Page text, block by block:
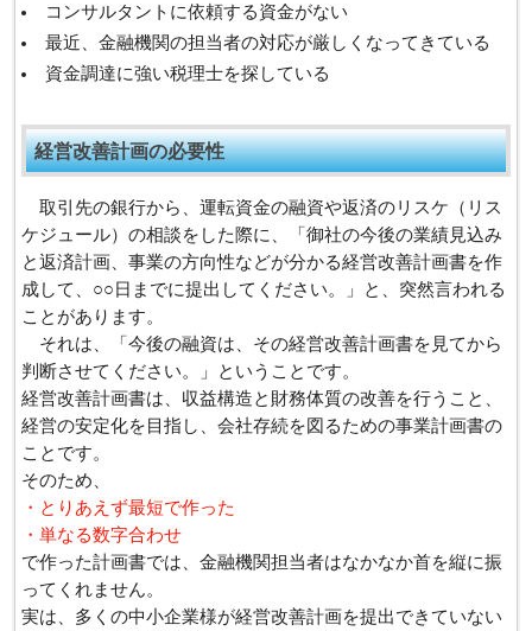
コンサルタントに依頼する資金がない
最近、金融機関の担当者の対応が厳しくなってきている
資金調達に強い税理士を探している
経営改善計画の必要性
取引先の銀行から、運転資金の融資や返済のリスケ（リス
ケジュール）の相談をした際に、「御社の今後の業績見込み
と返済計画、事業の方向性などが分かる経営改善計画書を作
成して、○○日までに提出してください。」と、突然言われる
ことがあります。
それは、「今後の融資は、その経営改善計画書を見てから
判断させてください。」ということです。
経営改善計画書は、収益構造と財務体質の改善を行うこと、
経営の安定化を目指し、会社存続を図るための事業計画書の
ことです。
そのため、
・とりあえず最短で作った
・単なる数字合わせ
で作った計画書では、金融機関担当者はなかなか首を縦に振
ってくれません。
実は、多くの中小企業様が経営改善計画を提出できていない